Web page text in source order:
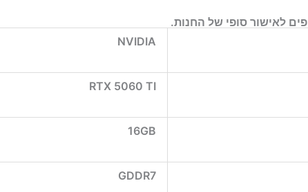
לאישור סופי של החנות.
NVIDIA
RTX 5060 TI
16GB
GDDR7